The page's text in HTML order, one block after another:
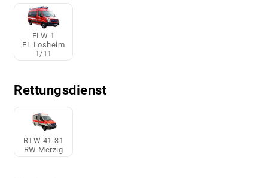
ELW 1
FL Losheim
1/11
Rettungsdienst
RTW 41-31
RW Merzig